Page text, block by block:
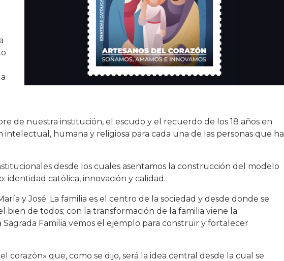
de nuestra institución, el escudo y el recuerdo de los 18 años en
intelectual, humana y religiosa para cada una de las personas que ha
desde los cuales asentamos la construcción del modelo
identidad católica, innovación y calidad.
y José. La familia es el centro de la sociedad y desde donde se
de todos; con la transformación de la familia viene la
Familia vemos el ejemplo para construir y fortalecer
corazón» que, como se dijo, será la idea central desde la cual se